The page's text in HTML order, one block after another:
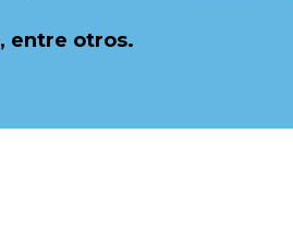
entre otros.